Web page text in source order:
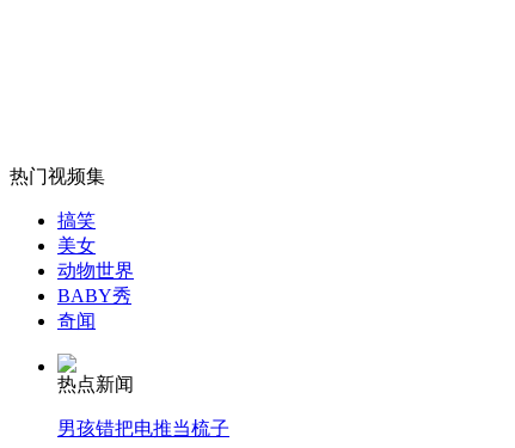
无痛分娩是否安全 医生回应
外交部：反对强权政治霸凌主义
热门视频集
搞笑
美女
动物世界
BABY秀
奇闻
热点新闻
男孩错把电推当梳子